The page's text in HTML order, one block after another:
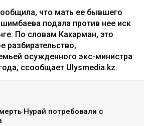
что мать ее бывшего
подала против нее иск
По словам Кахарман, это
разбирательство,
осужденного экс-министра
ссообщает Ulysmedia.kz.
Нурай потребовали с